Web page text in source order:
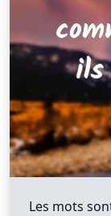
Les mots